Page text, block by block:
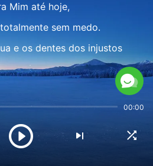
Mim até hoje,
sem medo.
e os dentes dos injustos
sua boca.
que induziu Eva a pecar.
mutuamente
e dente por dente
00:00